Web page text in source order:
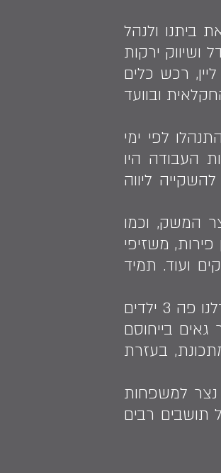
פה את ביתנו ולנהל
ירקות
רכש כלים
ובוועד
לפי ימי
העבודה היו
ליווה
המשק, וכמו
משזיפי
ועוד. תמיד
״משה היה אדם אוהב אדמה, קשוב אליה ונטוע בה. ביחד בנינו את ביתנו על האדמה הזו, גידלנו פה 3 ילדים
בייחוסם
בעזרת
נצר למשפחות
תושבים רבים